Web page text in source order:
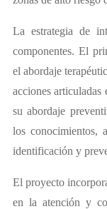
La estrategia de
componentes. El
el abordaje
acciones
su abordaje
los conocimientos,
identificación y
El proyecto
en la atención y